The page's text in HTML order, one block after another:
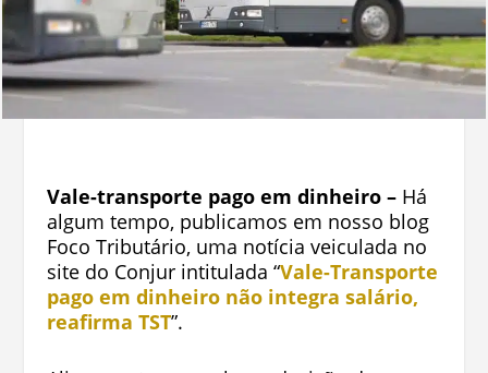
Vale-transporte pago em dinheiro – Há
algum tempo, publicamos em nosso blog
Foco Tributário, uma notícia veiculada no
site do Conjur intitulada “Vale-Transporte
pago em dinheiro não integra salário,
reafirma TST”.